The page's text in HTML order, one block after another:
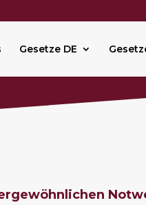
Gesetze DE